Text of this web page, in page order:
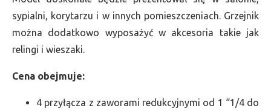
sypialni, korytarzu i w innych pomieszczeniach. Grzejnik
można dodatkowo wyposażyć w akcesoria takie jak
relingi i wieszaki.
Cena obejmuje:
4 przyłącza z zaworami redukcyjnymi od 1 “1/4 do